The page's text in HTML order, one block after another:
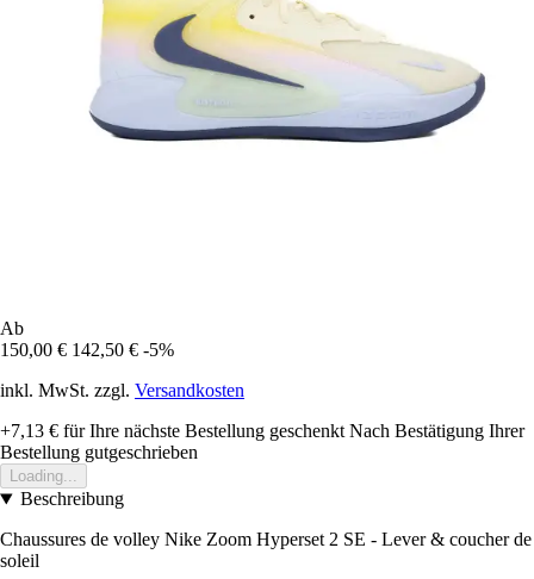
Ab
150,00 € 142,50 € -5%
inkl. MwSt. zzgl. Versandkosten
+7,13 € für Ihre nächste Bestellung geschenkt Nach Bestätigung Ihrer
Bestellung gutgeschrieben
Loading...
Beschreibung
Chaussures de volley Nike Zoom Hyperset 2 SE - Lever & coucher de
soleil